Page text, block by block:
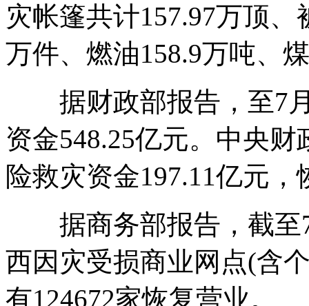
灾帐篷共计157.97万顶、
万件、燃油158.9万吨、
据财政部报告，至7月
资金548.25亿元。中央
险救灾资金197.11亿元
据商务部报告，截至7
西因灾受损商业网点(含
有124672家恢复营业。